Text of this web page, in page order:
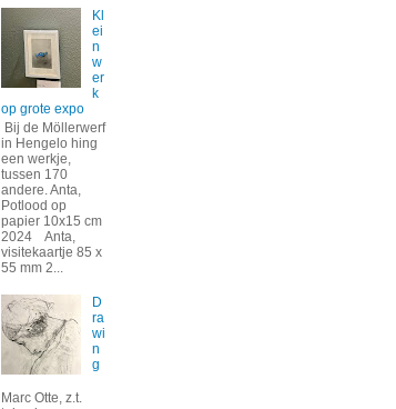
Kl
ei
n
w
er
k
op grote expo
Bij de Möllerwerf
in Hengelo hing
een werkje,
tussen 170
andere. Anta,
Potlood op
papier 10x15 cm
2024 Anta,
visitekaartje 85 x
55 mm 2...
D
ra
wi
n
g
Marc Otte, z.t.